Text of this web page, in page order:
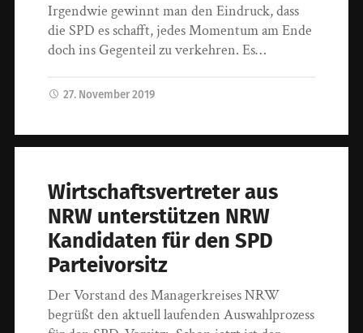
Irgendwie gewinnt man den Eindruck, dass
die SPD es schafft, jedes Momentum am Ende
doch ins Gegenteil zu verkehren. Es…
27. November 2019
Wirtschaftsvertreter aus
NRW unterstützen NRW
Kandidaten für den SPD
Parteivorsitz
Der Vorstand des Managerkreises NRW
begrüßt den aktuell laufenden Auswahlprozess